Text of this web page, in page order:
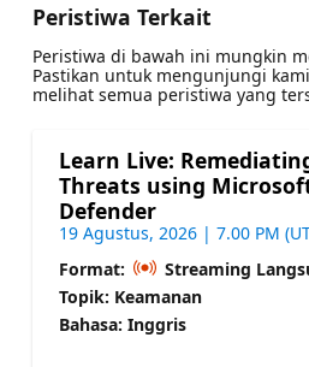
Peristiwa Terkait
Peristiwa di bawah ini mungkin
Pastikan untuk mengunjungi kami
melihat semua peristiwa yang
Learn Live:
Threats using
Defender
19 Agustus, 2026 | 7.00 PM
Format:
Streaming
Topik: Keamanan
Bahasa: Inggris